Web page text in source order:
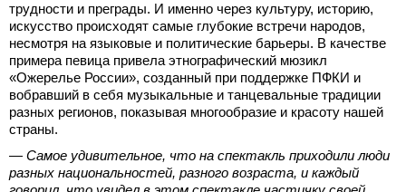
трудности и преграды. И именно через культуру, историю,
искусство происходят самые глубокие встречи народов,
несмотря на языковые и политические барьеры. В качестве
примера певица привела этнографический мюзикл
«Ожерелье России», созданный при поддержке ПФКИ и
вобравший в себя музыкальные и танцевальные традиции
разных регионов, показывая многообразие и красоту нашей
страны.
— Самое удивительное, что на спектакль приходили люди
разных национальностей, разного возраста, и каждый